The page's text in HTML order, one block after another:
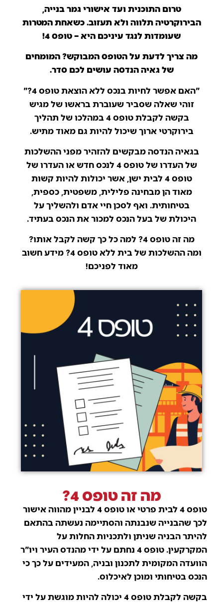
טרום התוכנית ועד אישורי גמר בנייה,
הבירוקרטיה תלווה ולא תעזוב. כשאחת המטרות
שעומדות לנגד עיניכם היא – טופס 4!
מה צריך לדעת על הטופס המבוקש? המומחים
של גאיה הנדסה עושים לכם סדר.
"האם אפשר לחיות בנכס ללא הוצאת טופס 4?"
זוהי שאלה שסביר שעוברת בראשו של מגיש
בקשה לקבלת טופס 4 במהלכו של תהליך
בירוקרטי ארוך שיכול להיות גם מאוד מתיש.
בגאיה הנדסה מבקשים להזהיר מפני ההשלכות
של העדרו של טופס 4 לנכס חדש או העדרו של
טופס 4 לבית ישן, אשר יכולות להיות קשות
מאוד הן מבחינה פלילית, משפטית, כספית,
בטיחותית. ואף לסכן חיי אדם ולהשליך על
היכולת של בעל הנכס למכור את הנכס בעתיד.
מה זה טופס 4? למה כל כך קשה לקבל אותו?
ומה ההשלכות של בית ללא טופס 4? מידע חשוב
מאוד לפניכם!
מה זה טופס 4?
טופס 4 לבית פרטי או טופס 4 לבניין מהווה אישור
לכך שהבנייה שנבנתה והסתיימה נעשתה בהתאם
להיתר הבניה שניתן ולתכניות החלות על
המקרקעין. טופס 4 נחתם על ידי מהנדס העיר ויו"ר
הוועדה המקומית לתכנון ובניה, המעידים על כך כי
הנכס בטיחותי ומוכן לאיכלוס.
בקשה לקבלת טופס 4 יכולה להיות מוגשת על ידי